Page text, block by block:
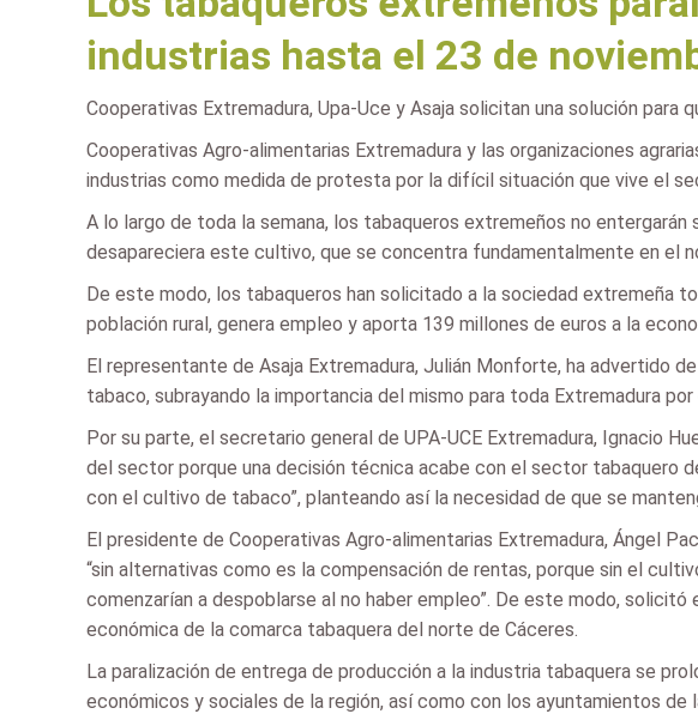
industrias hasta el 23 de
Cooperativas Extremadura, Upa-Uce y Asaja solicitan una solución
Cooperativas Agro-alimentarias Extremadura y las organizaciones
industrias como medida de protesta por la difícil situación que vive el
A lo largo de toda la semana, los tabaqueros extremeños no
desapareciera este cultivo, que se concentra fundamentalmente en el
De este modo, los tabaqueros han solicitado a la sociedad extremeña
población rural, genera empleo y aporta 139 millones de euros a la
El representante de Asaja Extremadura, Julián Monforte, ha advertido
tabaco, subrayando la importancia del mismo para toda Extremadura
Por su parte, el secretario general de UPA-UCE Extremadura, Ignacio
del sector porque una decisión técnica acabe con el sector tabaquero
con el cultivo de tabaco”, planteando así la necesidad de que se
El presidente de Cooperativas Agro-alimentarias Extremadura, Ángel
“sin alternativas como es la compensación de rentas, porque sin el
comenzarían a despoblarse al no haber empleo”. De este modo,
económica de la comarca tabaquera del norte de Cáceres.
La paralización de entrega de producción a la industria tabaquera se
económicos y sociales de la región, así como con los ayuntamientos de